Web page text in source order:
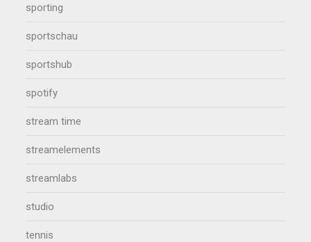
sporting
sportschau
sportshub
spotify
stream time
streamelements
streamlabs
studio
tennis